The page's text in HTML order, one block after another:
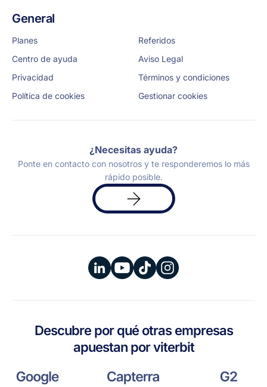
General
Planes
Referidos
Centro de ayuda
Aviso Legal
Privacidad
Términos y condiciones
Política de cookies
Gestionar cookies
¿Necesitas ayuda?
Ponte en contacto con nosotros y te responderemos lo más
rápido posible.
Solicita
una
demo
Descubre por qué otras empresas
apuestan por viterbit